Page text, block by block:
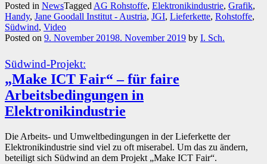
Posted in NewsTagged AG Rohstoffe, Elektronikindustrie, Grafik,
Handy, Jane Goodall Institut - Austria, JGI, Lieferkette, Rohstoffe,
Südwind, Video
Posted on 9. November 20198. November 2019 by I. Sch.
Südwind-Projekt:
„Make ICT Fair“ – für faire
Arbeitsbedingungen in
Elektronikindustrie
Die Arbeits- und Umweltbedingungen in der Lieferkette der
Elektronikindustrie sind viel zu oft miserabel. Um das zu ändern,
beteiligt sich Südwind an dem Projekt „Make ICT Fair“.